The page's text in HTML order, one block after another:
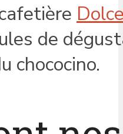
de
chococino.